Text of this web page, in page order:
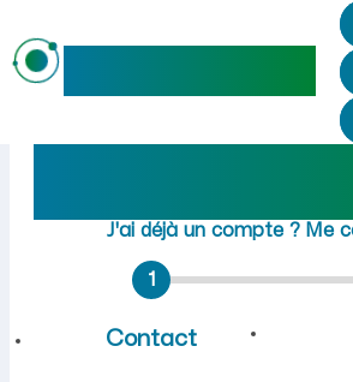
Emploi à Terny-
Rejoindre
J'ai déjà un compte ? Me
1
Contact